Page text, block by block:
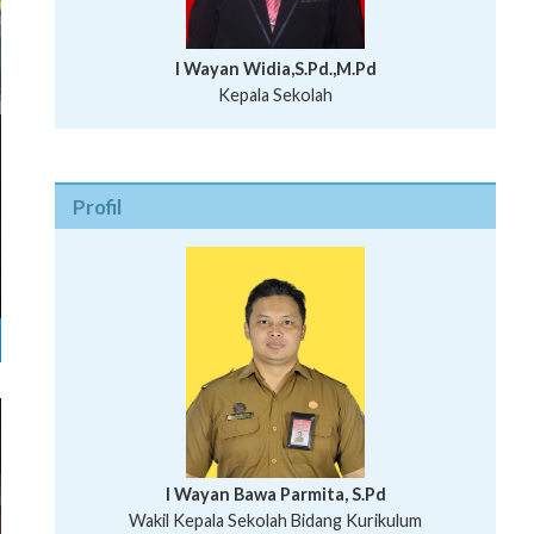
I Wayan Widia,S.Pd.,M.Pd
Kepala Sekolah
Profil
I Wayan Bawa Parmita, S.Pd
Wakil Kepala Sekolah Bidang Kurikulum
I Wayan Gede Aditya Pratita, S.Pd., M.Sn
Ni Wayan Nopi Sutantri, S.Pd.